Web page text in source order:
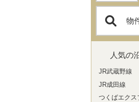
物
人気の
JR武蔵野線
JR成田線
つくばエクス